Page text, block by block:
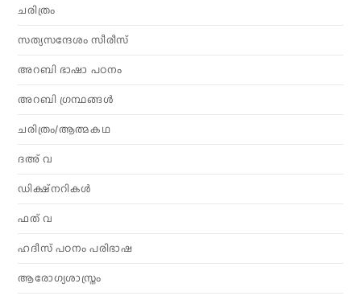
ചരിത്രം
സത്യസന്ദേശം സീരീസ്
അറബി ഭാഷാ പഠനം
അറബി ഗ്രന്ഥങ്ങൾ
ചരിത്രം/ആത്മകഥ
ദഅ് വ
ഡിക്ഷ്നറികൾ
ഫത് വ
ഹദീസ് പഠനം പരിഭാഷ
ആരോഗ്യശാസ്ത്രം